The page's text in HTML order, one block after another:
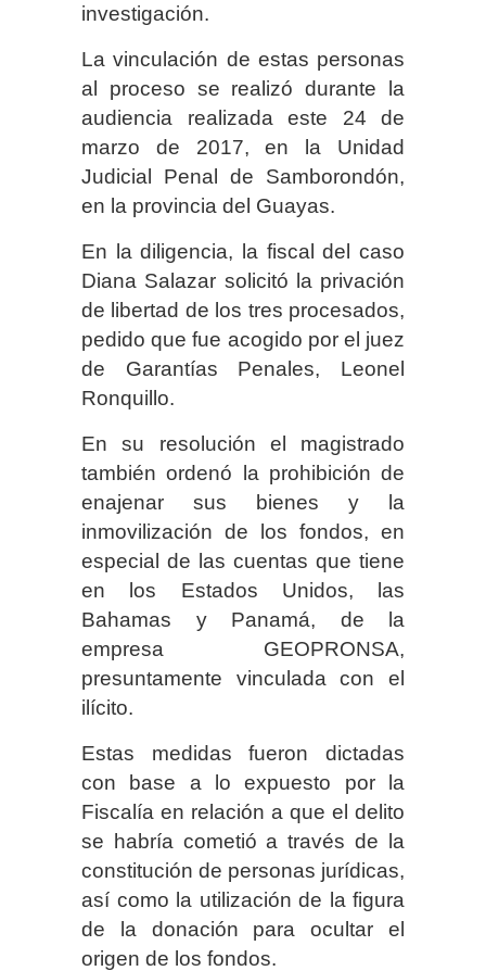
investigación.
La vinculación de estas personas
al proceso se realizó durante la
audiencia realizada este 24 de
marzo de 2017, en la Unidad
Judicial Penal de Samborondón,
en la provincia del Guayas.
En la diligencia, la fiscal del caso
Diana Salazar solicitó la privación
de libertad de los tres procesados,
pedido que fue acogido por el juez
de Garantías Penales, Leonel
Ronquillo.
En su resolución el magistrado
también ordenó la prohibición de
enajenar sus bienes y la
inmovilización de los fondos, en
especial de las cuentas que tiene
en los Estados Unidos, las
Bahamas y Panamá, de la
empresa GEOPRONSA,
presuntamente vinculada con el
ilícito.
Estas medidas fueron dictadas
con base a lo expuesto por la
Fiscalía en relación a que el delito
se habría cometió a través de la
constitución de personas jurídicas,
así como la utilización de la figura
de la donación para ocultar el
origen de los fondos.